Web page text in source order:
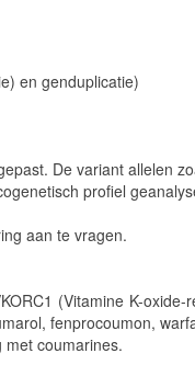
en genduplicatie)
De variant allelen
profiel
aan te vragen.
(Vitamine K-
fenprocoumon,
met coumarines.